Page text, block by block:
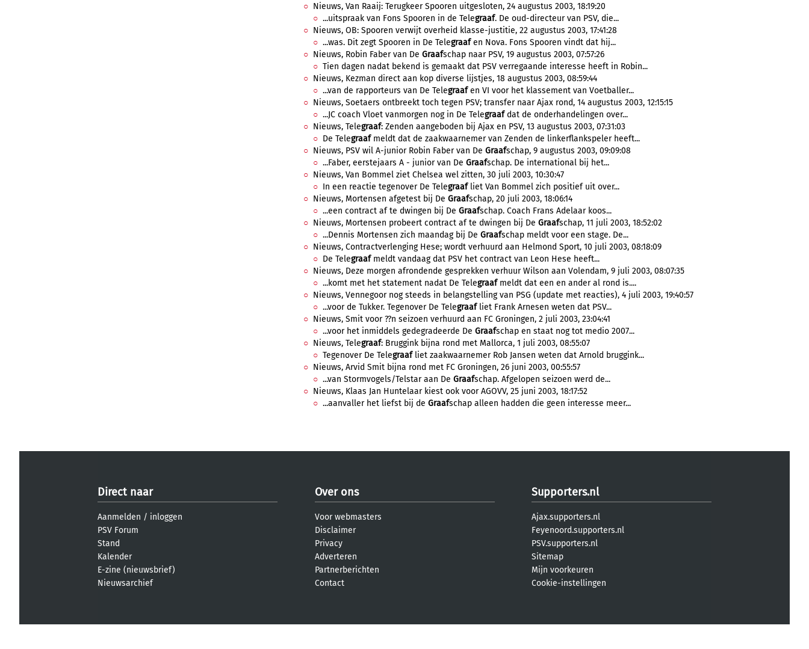
Nieuws, Van Raaij: Terugkeer Spooren uitgesloten, 24 augustus 2003, 18:19:20
...uitspraak van Fons Spooren in de Telegraaf. De oud-directeur van PSV, die...
Nieuws, OB: Spooren verwijt overheid klasse-justitie, 22 augustus 2003, 17:41:28
...was. Dit zegt Spooren in De Telegraafen Nova. Fons Spooren vindt dat hij...
Nieuws, Robin Faber van De Graafschap naar PSV, 19 augustus 2003, 07:57:26
Tien dagen nadat bekend is gemaakt dat PSV verregaande interesse heeft in Robin...
Nieuws, Kezman direct aan kop diverse lijstjes, 18 augustus 2003, 08:59:44
...van de rapporteurs van De Telegraafen VI voor het klassement van Voetballer...
Nieuws, Soetaers ontbreekt toch tegen PSV; transfer naar Ajax rond, 14 augustus 2003, 12:15:15
...JC coach Vloet vanmorgen nog in De Telegraafdat de onderhandelingen over...
Nieuws, Telegraaf: Zenden aangeboden bij Ajax en PSV, 13 augustus 2003, 07:31:03
De Telegraafmeldt dat de zaakwaarnemer van Zenden de linkerflankspeler heeft...
Nieuws, PSV wil A-junior Robin Faber van De Graafschap, 9 augustus 2003, 09:09:08
...Faber, eerstejaars A - junior van De Graafschap. De international bij het...
Nieuws, Van Bommel ziet Chelsea wel zitten, 30 juli 2003, 10:30:47
In een reactie tegenover De Telegraafliet Van Bommel zich positief uit over...
Nieuws, Mortensen afgetest bij De Graafschap, 20 juli 2003, 18:06:14
...een contract af te dwingen bij De Graafschap. Coach Frans Adelaar koos...
Nieuws, Mortensen probeert contract af te dwingen bij De Graafschap, 11 juli 2003, 18:52:02
...Dennis Mortensen zich maandag bij De Graafschap meldt voor een stage. De...
Nieuws, Contractverlenging Hese; wordt verhuurd aan Helmond Sport, 10 juli 2003, 08:18:09
De Telegraafmeldt vandaag dat PSV het contract van Leon Hese heeft...
Nieuws, Deze morgen afrondende gesprekken verhuur Wilson aan Volendam, 9 juli 2003, 08:07:35
...komt met het statement nadat De Telegraafmeldt dat een en ander al rond is....
Nieuws, Vennegoor nog steeds in belangstelling van PSG (update met reacties), 4 juli 2003, 19:40:57
...voor de Tukker. Tegenover De Telegraafliet Frank Arnesen weten dat PSV...
Nieuws, Smit voor ??n seizoen verhuurd aan FC Groningen, 2 juli 2003, 23:04:41
...voor het inmiddels gedegradeerde De Graafschap en staat nog tot medio 2007...
Nieuws, Telegraaf: Bruggink bijna rond met Mallorca, 1 juli 2003, 08:55:07
Tegenover De Telegraafliet zaakwaarnemer Rob Jansen weten dat Arnold bruggink...
Nieuws, Arvid Smit bijna rond met FC Groningen, 26 juni 2003, 00:55:57
...van Stormvogels/Telstar aan De Graafschap. Afgelopen seizoen werd de...
Nieuws, Klaas Jan Huntelaar kiest ook voor AGOVV, 25 juni 2003, 18:17:52
...aanvaller het liefst bij de Graafschap alleen hadden die geen interesse meer...
Direct naar
Aanmelden / inloggen
PSV Forum
Stand
Kalender
E-zine (nieuwsbrief)
Nieuwsarchief
Over ons
Voor webmasters
Disclaimer
Privacy
Adverteren
Partnerberichten
Contact
Supporters.nl
Ajax.supporters.nl
Feyenoord.supporters.nl
PSV.supporters.nl
Sitemap
Mijn voorkeuren
Cookie-instellingen